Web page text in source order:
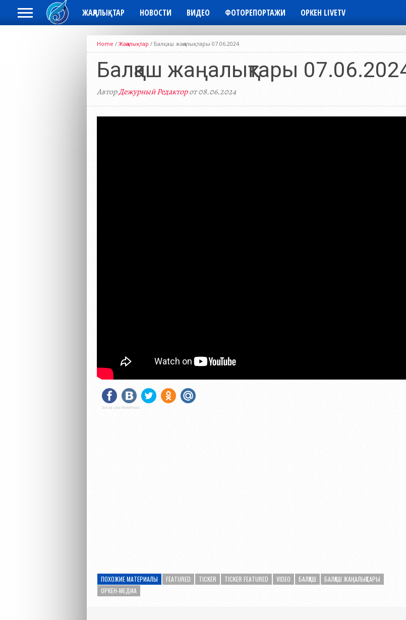
ЖАҢАЛЫҚТАР НОВОСТИ ВИДЕО ФОТОРЕПОРТАЖИ ОРКЕН LIVETV
Home / Жаңалықтар / Балқаш жаңалықтары 07.06.2024
Балқаш жаңалықтары
АвторДежурный Редакторот 08.06.2024
Social Like WordPress
ПОХОЖИЕ МАТЕРИАЛЫ FEATURED TICKER TICKER FEATURED VIDEO БАЛҚАШ
БАЛҚАШ ЖАҢАЛЫҚТАРЫ
ОРКЕН-МЕДИА